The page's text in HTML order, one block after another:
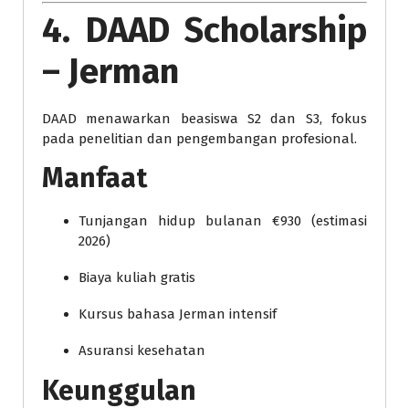
4. DAAD Scholarship
– Jerman
DAAD menawarkan beasiswa S2 dan S3, fokus
pada penelitian dan pengembangan profesional.
Manfaat
Tunjangan hidup bulanan €930 (estimasi
2026)
Biaya kuliah gratis
Kursus bahasa Jerman intensif
Asuransi kesehatan
Keunggulan